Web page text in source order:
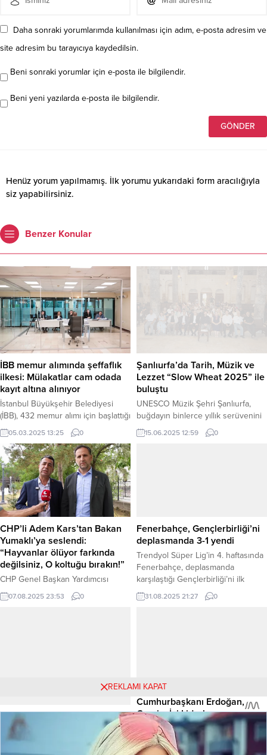
Daha sonraki yorumlarımda kullanılması için adım, e-posta adresim ve
site adresim bu tarayıcıya kaydedilsin.
Beni sonraki yorumlar için e-posta ile bilgilendir.
Beni yeni yazılarda e-posta ile bilgilendir.
Henüz yorum yapılmamış. İlk yorumu yukarıdaki form aracılığıyla
siz yapabilirsiniz.
Benzer Konular
İBB memur alımında şeffaflık
ilkesi: Mülakatlar cam odada
kayıt altına alınıyor
İstanbul Büyükşehir Belediyesi
(İBB), 432 memur alımı için başlattığı
süreçte şeffaflık ilkesini ön plana
çıkarıyor. Çeşitli kadrolara yapılacak
alımlar için sözlü mülakatlar, İBB
Saraçhane Binası’nda özel olarak
hazırlanan cam odalarda
gerçekleştiriliyor. Bilgisayar
İşletmeni, Sosyal Hizmet Uzmanı,
Veteriner Hekim, Şehir Plancısı,
Psikolog, Mimar gibi farklı
pozisyonlara yapılacak memur alımı
mülakatlarına, sıralamaya...
05.03.2025 13:25 0
Şanlıurfa’da Tarih, Müzik ve
Lezzet “Slow Wheat 2025” ile
buluştu
UNESCO Müzik Şehri Şanlıurfa,
buğdayın binlerce yıllık serüvenini
kutlayan uluslararası “Slow Wheat
2025” etkinliğine ev sahipliği yaptı.
hem de yerli ve yabancı misafirlere
unutulmaz anlar yaşattı. Şanlıurfa
Büyükşehir Belediyesi ve Slow...
15.06.2025 12:59 0
CHP’li Adem Kars’tan Bakan
Yumaklı’ya seslendi:
“Hayvanlar ölüyor farkında
değilsiniz, O koltuğu bırakın!”
CHP Genel Başkan Yardımcısı
Erhan Adem, Ardahan’ın ardından
Kars’ta da şap hastalığı salgınıyla
Orman Bakanı İbrahim Yumaklı’yı
Ardahan’da dün...
07.08.2025 23:53 0
Fenerbahçe, Gençlerbirliği’ni
deplasmanda 3-1 yendi
Trendyol Süper Lig’in 4. haftasında
Fenerbahçe, deplasmanda
karşılaştığı Gençlerbirliği’ni ilk
yarıda bulduğu gollerle 3-1 mağlup
etti. Sarı-lacivertlilerde yeni transfer
karşılaşmaya hızlı başlayan...
31.08.2025 21:27 0
Türkiye genelinde dev
“Düzensiz Göç” operasyonu:
52 organizatör ve 666
göçmen yakalandı
Cumhurbaşkanı Erdoğan,
Çevrim İçi Liderler
Toplantısı‘na katıldı
Cumhurbaşkanı Recep Tayyip
Erdoğan, Millî Savunma
REKLAMI KAPAT